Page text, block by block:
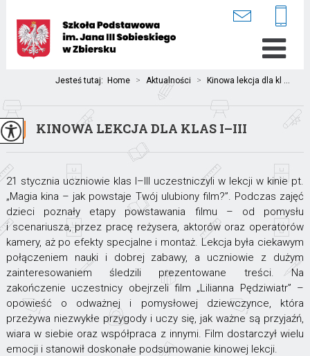
Jesteś tutaj: Home > Aktualności > Kinowa lekcja dla kl ...
KINOWA LEKCJA DLA KLAS I–III
21 stycznia uczniowie klas I–III uczestniczyli w lekcji w kinie pt.
„Magia kina – jak powstaje Twój ulubiony film?”. Podczas zajęć
dzieci poznały etapy powstawania filmu – od pomysłu
i scenariusza, przez pracę reżysera, aktorów oraz operatorów
kamery, aż po efekty specjalne i montaż. Lekcja była ciekawym
połączeniem nauki i dobrej zabawy, a uczniowie z dużym
zainteresowaniem śledzili prezentowane treści. Na
zakończenie uczestnicy obejrzeli film „Lilianna Pędziwiatr” –
opowieść o odważnej i pomysłowej dziewczynce, która
przeżywa niezwykłe przygody i uczy się, jak ważne są przyjaźń,
wiara w siebie oraz współpraca z innymi. Film dostarczył wielu
emocji i stanowił doskonałe podsumowanie kinowej lekcji.